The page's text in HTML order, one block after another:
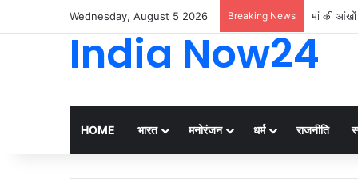
Wednesday, August 5 2026 Breaking News मां की आंखों
India Now24
HOME भारत मनोरंजन धर्म राजनीति